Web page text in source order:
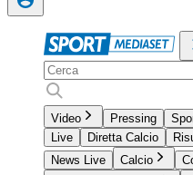
Video Pressing
Live
Diretta Calcio
News Live
Calcio